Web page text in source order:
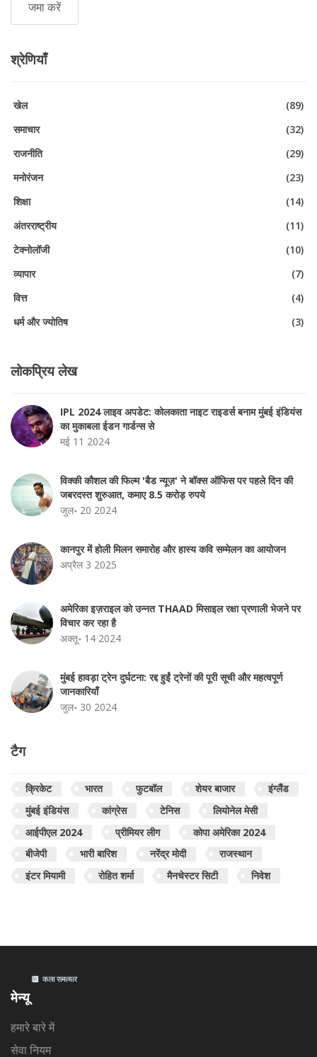
श्रेणियाँ
खेल
(89)
समाचार
(32)
राजनीति
(29)
मनोरंजन
(23)
शिक्षा
(14)
अंतरराष्ट्रीय
(11)
टेक्नोलॉजी
(10)
व्यापार
(7)
वित्त
(4)
धर्म और ज्योतिष
(3)
लोकप्रिय लेख
IPL 2024 लाइव अपडेट: कोलकाता नाइट राइडर्स बनाम मुंबई इंडियंस
का मुकाबला ईडन गार्डन्स से
मई 11 2024
विक्की कौशल की फिल्म 'बैड न्यूज़' ने बॉक्स ऑफिस पर पहले दिन की
जबरदस्त शुरुआत, कमाए 8.5 करोड़ रुपये
जुल॰ 20 2024
कानपुर में होली मिलन समारोह और हास्य कवि सम्मेलन का आयोजन
अप्रैल 3 2025
अमेरिका इज़राइल को उन्नत THAAD मिसाइल रक्षा प्रणाली भेजने पर
विचार कर रहा है
अक्तू॰ 14 2024
मुंबई हावड़ा ट्रेन दुर्घटना: रद्द हुईं ट्रेनों की पूरी सूची और महत्वपूर्ण
जानकारियाँ
जुल॰ 30 2024
टैग
क्रिकेट भारत फुटबॉल शेयर बाजार
इंग्लैंड
मुंबई इंडियंस
कांग्रेस टेनिस
लियोनेल मेसी
आईपीएल 2024
प्रीमियर लीग
कोपा अमेरिका 2024
बीजेपी
भारी बारिश नरेंद्र मोदी
राजस्थान
इंटर मियामी
रोहित शर्मा मैनचेस्टर सिटी निवेश
मेन्यू
हमारे बारे में
सेवा नियम